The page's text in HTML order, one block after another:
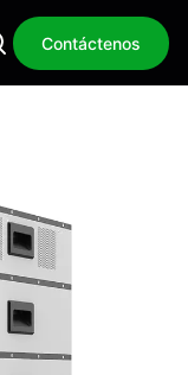
Contáctenos